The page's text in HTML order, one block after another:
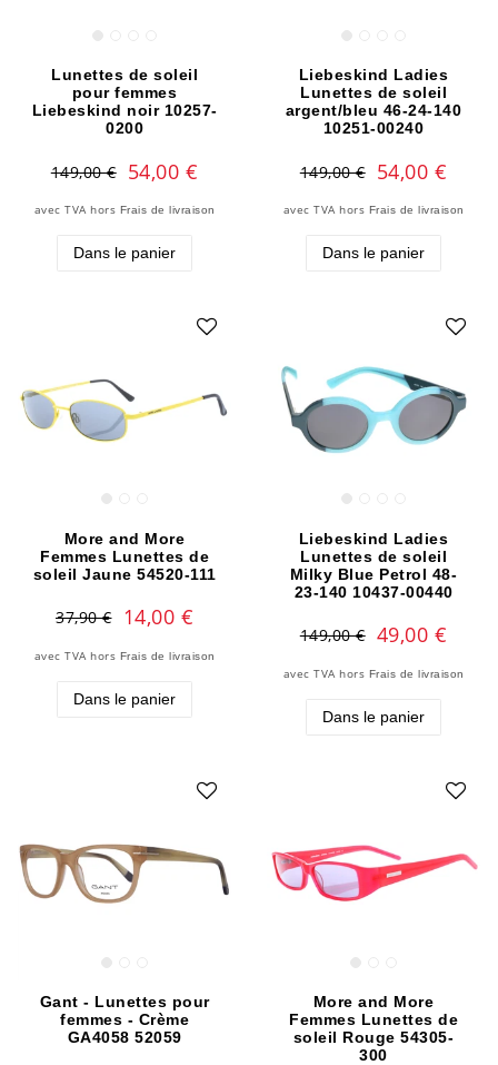
Lunettes de soleil
pour femmes
Liebeskind noir 10257-
0200
149,00 € 54,00 €
avec TVAhors Frais de livraison
Dans le panier
Liebeskind Ladies
Lunettes de soleil
argent/bleu 46-24-140
10251-00240
149,00 € 54,00 €
avec TVAhors Frais de livraison
Dans le panier
More and More
Femmes Lunettes de
soleil Jaune 54520-111
37,90 € 14,00 €
avec TVAhors Frais de livraison
Dans le panier
Liebeskind Ladies
Lunettes de soleil
Milky Blue Petrol 48-
23-140 10437-00440
149,00 € 49,00 €
avec TVAhors Frais de livraison
Dans le panier
Gant - Lunettes pour
femmes - Crème
GA4058 52059
More and More
Femmes Lunettes de
soleil Rouge 54305-
300